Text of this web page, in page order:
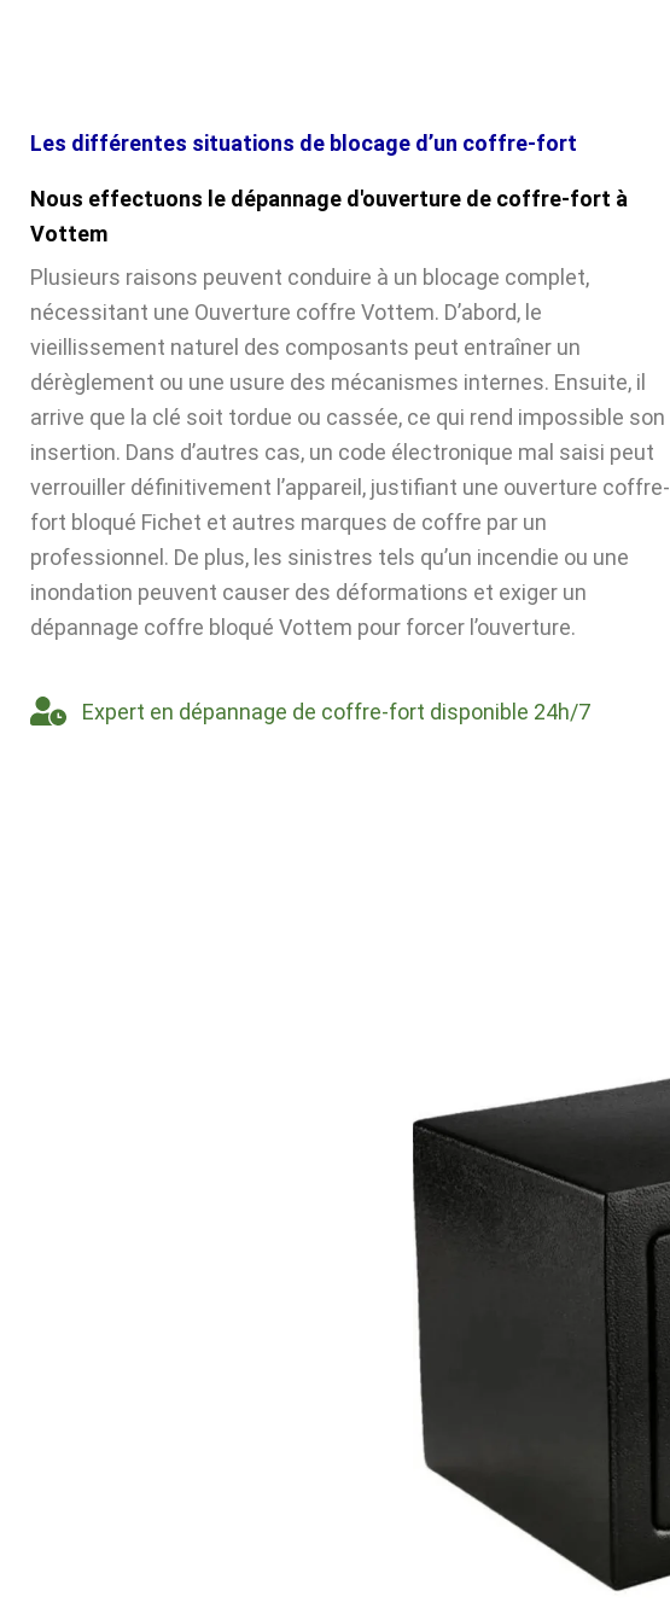
Les différentes situations de blocage d’un coffre-fort
Nous effectuons le dépannage d'ouverture de coffre-fort à
Vottem
Plusieurs raisons peuvent conduire à un blocage complet,
nécessitant une Ouverture coffre Vottem. D’abord, le
vieillissement naturel des composants peut entraîner un
dérèglement ou une usure des mécanismes internes. Ensuite, il
arrive que la clé soit tordue ou cassée, ce qui rend impossible son
insertion. Dans d’autres cas, un code électronique mal saisi peut
verrouiller définitivement l’appareil, justifiant une ouverture coffre-
fort bloqué Fichet et autres marques de coffre par un
professionnel. De plus, les sinistres tels qu’un incendie ou une
inondation peuvent causer des déformations et exiger un
dépannage coffre bloqué Vottem pour forcer l’ouverture.
Expert en dépannage de coffre-fort disponible 24h/7